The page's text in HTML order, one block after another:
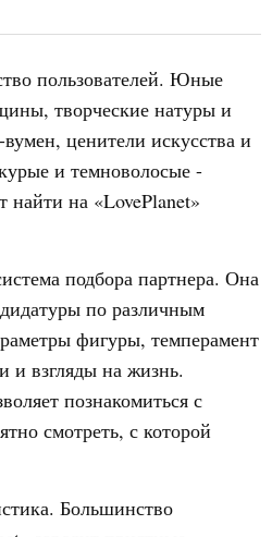
пользователей. Юные
творческие натуры и
ценители искусства и
и темноволосые -
на «LovePlanet»
подбора партнера. Она
по различным
фигуры, темперамент
и взгляды на жизнь.
познакомиться с
смотреть, с которой
Большинство